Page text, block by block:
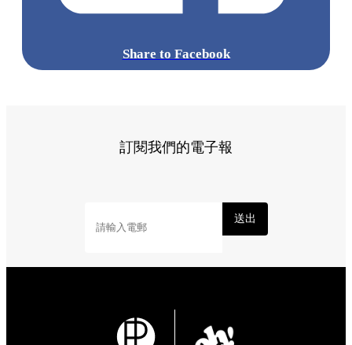
Share to Facebook
訂閱我們的電子報
送出